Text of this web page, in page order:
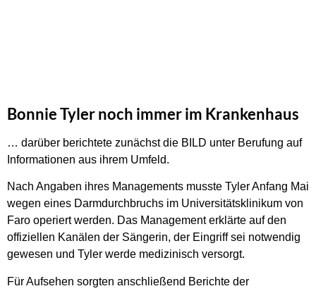
Bonnie Tyler noch immer im Krankenhaus
… darüber berichtete zunächst die BILD unter Berufung auf
Informationen aus ihrem Umfeld.
Nach Angaben ihres Managements musste Tyler Anfang Mai
wegen eines Darmdurchbruchs im Universitätsklinikum von
Faro operiert werden. Das Management erklärte auf den
offiziellen Kanälen der Sängerin, der Eingriff sei notwendig
gewesen und Tyler werde medizinisch versorgt.
Für Aufsehen sorgten anschließend Berichte der